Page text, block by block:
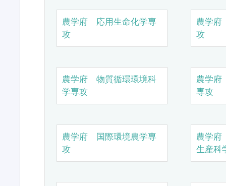
農学府 応用生命化学専
攻
農学
攻
農学府 物質循環環境科
学専攻
農学
専攻
農学府 国際環境農学専
攻
農学
生産科